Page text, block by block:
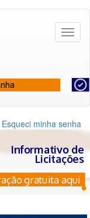
Esqueci minha senha
Informativo de
Licitações
gratuita aqui